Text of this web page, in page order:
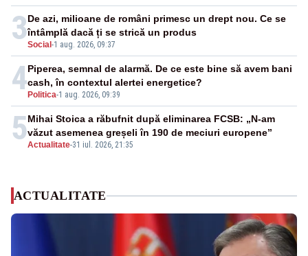
3Social -1 aug. 2026, 09:37
De azi, milioane de români primesc un drept nou. Ce se
întâmplă dacă ți se strică un produs
4 Politica-1 aug. 2026, 09:39
Piperea, semnal de alarmă. De ce este bine să avem bani
cash, în contextul alertei energetice?
5Actualitate-31 iul. 2026, 21:35
Mihai Stoica a răbufnit după eliminarea FCSB: „N-am
văzut asemenea greșeli în 190 de meciuri europene”
ACTUALITATE